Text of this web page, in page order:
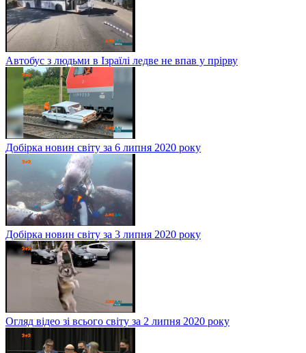
Автобус з людьми в Ізраїлі ледве не впав у прірву
Добірка новин світу за 6 липня 2020 року
Добірка новин світу за 3 липня 2020 року
Огляд відео зі всього світу за 2 липня 2020 року